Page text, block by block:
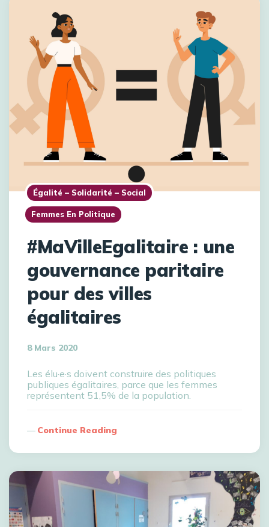
Égalité – Solidarité – Social
Femmes En Politique
#MaVilleEgalitaire : une
gouvernance paritaire
pour des villes
égalitaires
8 Mars 2020
Les élu·e·s doivent construire des politiques
publiques égalitaires, parce que les femmes
représentent 51,5% de la population.
Continue Reading